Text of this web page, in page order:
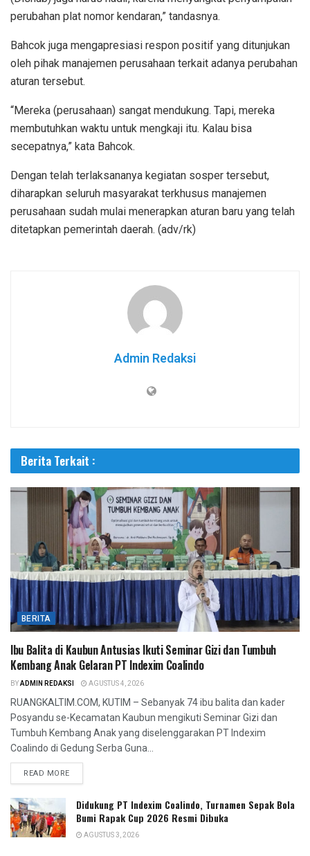
perubahan plat nomor kendaran,” tandasnya.
Bahcok juga mengapresiasi respon positif yang ditunjukan
oleh pihak manajemen perusahaan terkait adanya perubahan
aturan tersebut.
“Mereka (perusahaan) sangat mendukung. Tapi, mereka
membutuhkan waktu untuk mengkaji itu. Kalau bisa
secepatnya,” kata Bahcok.
Dengan telah terlaksananya kegiatan sosper tersebut,
diharapkan seluruh masyarakat terkhusus manajemen
perusahaan sudah mulai menerapkan aturan baru yang telah
ditetapkan pemerintah daerah. (adv/rk)
Admin Redaksi
Berita Terkait :
BERITA
Ibu Balita di Kaubun Antusias Ikuti Seminar Gizi dan Tumbuh
Kembang Anak Gelaran PT Indexim Coalindo
BYADMIN REDAKSI AGUSTUS 4, 2026
RUANGKALTIM.COM, KUTIM – Sebanyak 74 ibu balita dan kader
Posyandu se-Kecamatan Kaubun mengikuti Seminar Gizi dan
Tumbuh Kembang Anak yang diselenggarakan PT Indexim
Coalindo di Gedung Serba Guna...
READ MORE
Didukung PT Indexim Coalindo, Turnamen Sepak Bola
Bumi Rapak Cup 2026 Resmi Dibuka
AGUSTUS 3, 2026